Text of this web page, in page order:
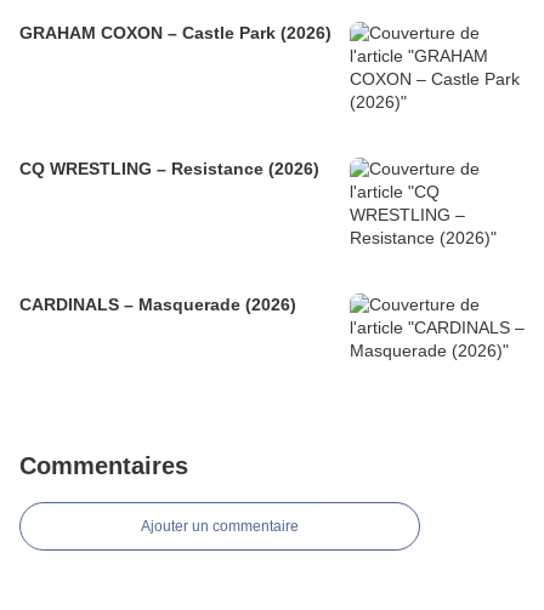
GRAHAM COXON – Castle Park (2026)
CQ WRESTLING – Resistance (2026)
CARDINALS – Masquerade (2026)
Commentaires
Ajouter un commentaire